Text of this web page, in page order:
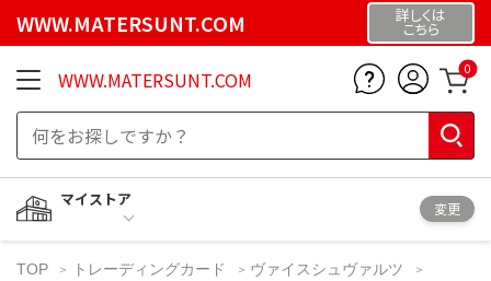
WWW.MATERSUNT.COM 詳しくは
こちら
WWW.MATERSUNT.COM 0
マイストア
変更
TOP トレーディングカード
ヴァイスシュヴァルツ